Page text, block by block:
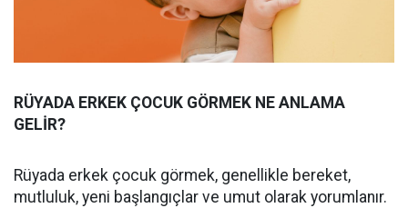
RÜYADA ERKEK ÇOCUK GÖRMEK NE ANLAMA
GELİR?
Rüyada erkek çocuk görmek, genellikle bereket,
mutluluk, yeni başlangıçlar ve umut olarak yorumlanır.